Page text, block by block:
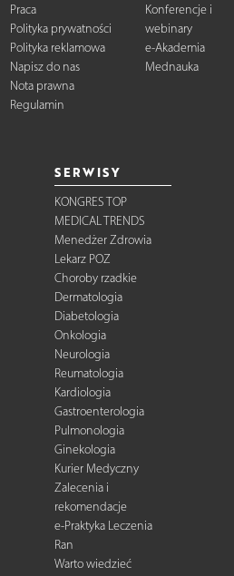
Praca
Polityka prywatności
Polityka reklamowa
Napisz do nas
Nota prawna
Regulamin
Konferencje i
webinary
e-Akademia
Mednauka
SERWISY
KONGRES TOP
MEDICAL TRENDS
Menedżer Zdrowia
Lekarz POZ
Choroby rzadkie
Dermatologia
Diabetologia
Onkologia
Neurologia
Reumatologia
Kardiologia
Gastroenterologia
Pulmonologia
Ginekologia
Kurier Medyczny
Zalecenia i
rekomendacje
e-Praktyka Leczenia
Ran
Warto wiedzieć